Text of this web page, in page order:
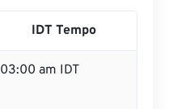
IDT Tempo
03:00 am IDT